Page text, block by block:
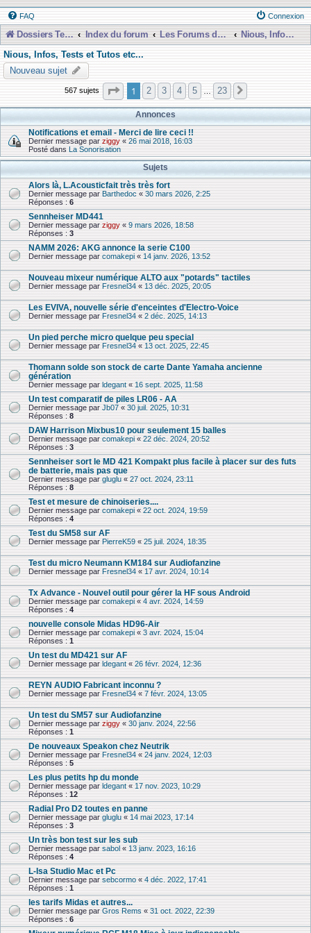
FAQ Connexion
Dossiers Techniques Index du forum Les Forums de Discussions
Nious, Infos, Tests et Tutos etc...
Nious, Infos, Tests et Tutos etc...
Nouveau sujet
567 sujets Page 1sur23
1 2 3 4 5 23
Annonces
Notifications et email - Merci de lire ceci !!
Dernier message par ziggy « 26 mai 2018, 16:03
Posté dans La Sonorisation
Sujets
Alors là, L.Acousticfait très très fort
Dernier message par Barthedoc « 30 mars 2026, 2:25
Réponses : 6
Sennheiser MD441
Dernier message par ziggy « 9 mars 2026, 18:58
Réponses : 3
NAMM 2026: AKG annonce la serie C100
Dernier message par comakepi « 14 janv. 2026, 13:52
Nouveau mixeur numérique ALTO aux "potards" tactiles
Dernier message par Fresnel34 « 13 déc. 2025, 20:05
Les EVIVA, nouvelle série d'enceintes d'Electro-Voice
Dernier message par Fresnel34 « 2 déc. 2025, 14:13
Un pied perche micro quelque peu special
Dernier message par Fresnel34 « 13 oct. 2025, 22:45
Thomann solde son stock de carte Dante Yamaha ancienne
génération
Dernier message par ldegant « 16 sept. 2025, 11:58
Un test comparatif de piles LR06 - AA
Dernier message par Jb07 « 30 juil. 2025, 10:31
Réponses : 8
DAW Harrison Mixbus10 pour seulement 15 balles
Dernier message par comakepi « 22 déc. 2024, 20:52
Réponses : 3
Sennheiser sort le MD 421 Kompakt plus facile à placer sur des futs
de batterie, mais pas que
Dernier message par gluglu « 27 oct. 2024, 23:11
Réponses : 8
Test et mesure de chinoiseries....
Dernier message par comakepi « 22 oct. 2024, 19:59
Réponses : 4
Test du SM58 sur AF
Dernier message par PierreK59 « 25 juil. 2024, 18:35
Test du micro Neumann KM184 sur Audiofanzine
Dernier message par Fresnel34 « 17 avr. 2024, 10:14
Tx Advance - Nouvel outil pour gérer la HF sous Android
Dernier message par comakepi « 4 avr. 2024, 14:59
Réponses : 4
nouvelle console Midas HD96-Air
Dernier message par comakepi « 3 avr. 2024, 15:04
Réponses : 1
Un test du MD421 sur AF
Dernier message par ldegant « 26 févr. 2024, 12:36
REYN AUDIO Fabricant inconnu ?
Dernier message par Fresnel34 « 7 févr. 2024, 13:05
Un test du SM57 sur Audiofanzine
Dernier message par ziggy « 30 janv. 2024, 22:56
Réponses : 1
De nouveaux Speakon chez Neutrik
Dernier message par Fresnel34 « 24 janv. 2024, 12:03
Réponses : 5
Les plus petits hp du monde
Dernier message par ldegant « 17 nov. 2023, 10:29
Réponses : 12
Radial Pro D2 toutes en panne
Dernier message par gluglu « 14 mai 2023, 17:14
Réponses : 3
Un très bon test sur les sub
Dernier message par sabol « 13 janv. 2023, 16:16
Réponses : 4
L-Isa Studio Mac et Pc
Dernier message par sebcormo « 4 déc. 2022, 17:41
Réponses : 1
les tarifs Midas et autres...
Dernier message par Gros Rems « 31 oct. 2022, 22:39
Réponses : 6